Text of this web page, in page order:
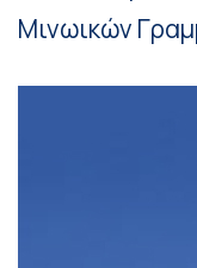
Μινωικών